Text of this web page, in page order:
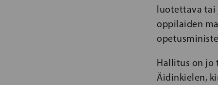
luotettava tai
oppilaiden
Hallitus on jo
Äidinkielen,